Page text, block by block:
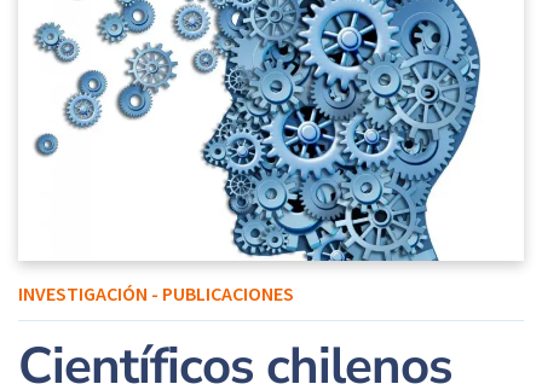
INVESTIGACIÓN - PUBLICACIONES
Científicos chilenos